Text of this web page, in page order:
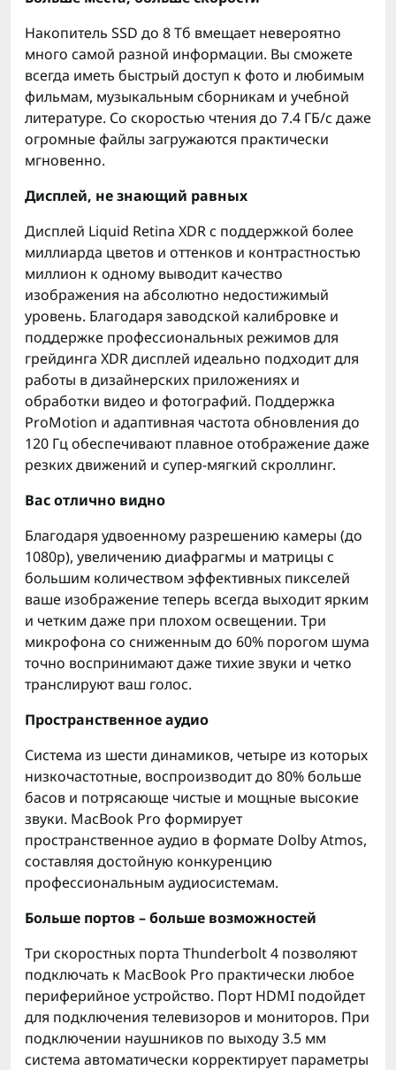
Накопитель SSD до 8 Тб вмещает невероятно
много самой разной информации. Вы сможете
всегда иметь быстрый доступ к фото и любимым
фильмам, музыкальным сборникам и учебной
литературе. Со скоростью чтения до 7.4 ГБ/с даже
огромные файлы загружаются практически
мгновенно.
Дисплей, не знающий равных
Дисплей Liquid Retina XDR с поддержкой более
миллиарда цветов и оттенков и контрастностью
миллион к одному выводит качество
изображения на абсолютно недостижимый
уровень. Благодаря заводской калибровке и
поддержке профессиональных режимов для
грейдинга XDR дисплей идеально подходит для
работы в дизайнерских приложениях и
обработки видео и фотографий. Поддержка
ProMotion и адаптивная частота обновления до
120 Гц обеспечивают плавное отображение даже
резких движений и супер-мягкий скроллинг.
Вас отлично видно
Благодаря удвоенному разрешению камеры (до
1080р), увеличению диафрагмы и матрицы с
большим количеством эффективных пикселей
ваше изображение теперь всегда выходит ярким
и четким даже при плохом освещении. Три
микрофона со сниженным до 60% порогом шума
точно воспринимают даже тихие звуки и четко
транслируют ваш голос.
Пространственное аудио
Система из шести динамиков, четыре из которых
низкочастотные, воспроизводит до 80% больше
басов и потрясающе чистые и мощные высокие
звуки. MacBook Pro формирует
пространственное аудио в формате Dolby Atmos,
составляя достойную конкуренцию
профессиональным аудиосистемам.
Больше портов – больше возможностей
Три скоростных порта Thunderbolt 4 позволяют
подключать к MacBook Pro практически любое
периферийное устройство. Порт HDMI подойдет
для подключения телевизоров и мониторов. При
подключении наушников по выходу 3.5 мм
система автоматически корректирует параметры